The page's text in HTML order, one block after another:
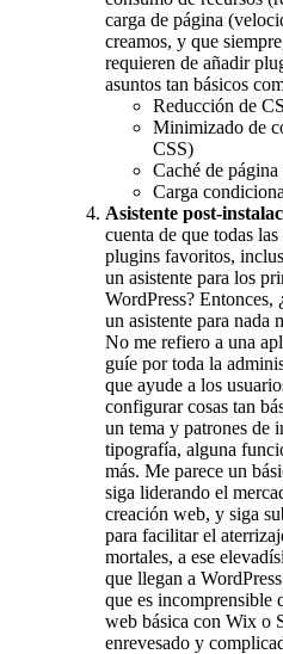
carga de página
creamos, y que
requieren de añadir
asuntos tan básicos
Reducción de
Minimizado de
CSS)
Caché de
Carga
Asistente post-
cuenta de que todas
plugins favoritos,
un asistente para los
WordPress? Entonces,
un asistente para nada
No me refiero a una
guíe por toda la
que ayude a los
configurar cosas tan
un tema y patrones de
tipografía, alguna
más. Me parece un
siga liderando el
creación web, y siga
para facilitar el
mortales, a ese
que llegan a
que es incomprensible
web básica con Wix o
enrevesado y